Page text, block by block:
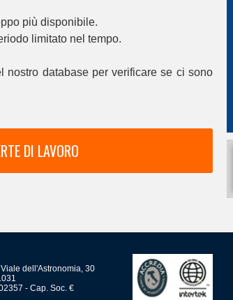
più disponibile.
limitato nel tempo.
nostro database per verificare se ci sono
DI LAVORO
dell'Astronomia, 30
- Cap. Soc. €